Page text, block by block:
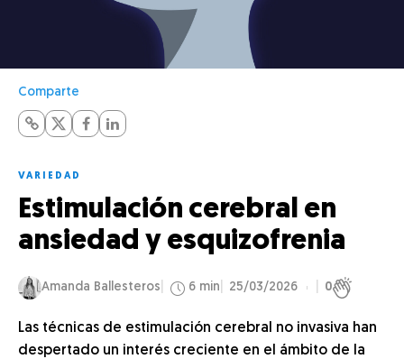
Comparte
VARIEDAD
Estimulación cerebral en
ansiedad y esquizofrenia
Amanda Ballesteros 6 min 25/03/2026 0
Las técnicas de estimulación cerebral no invasiva han
despertado un interés creciente en el ámbito de la